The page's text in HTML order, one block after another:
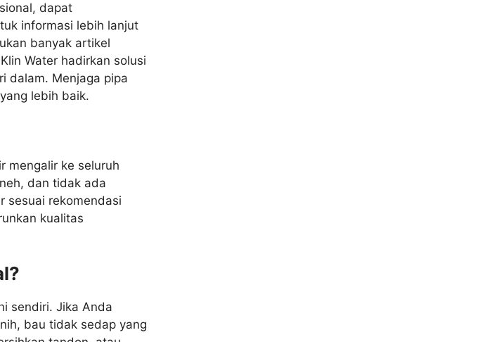
dapat
informasi lebih lanjut
banyak artikel
Water hadirkan solusi
dalam. Menjaga pipa
lebih baik.
mengalir ke seluruh
dan tidak ada
sesuai rekomendasi
kualitas
sendiri. Jika Anda
bau tidak sedap yang